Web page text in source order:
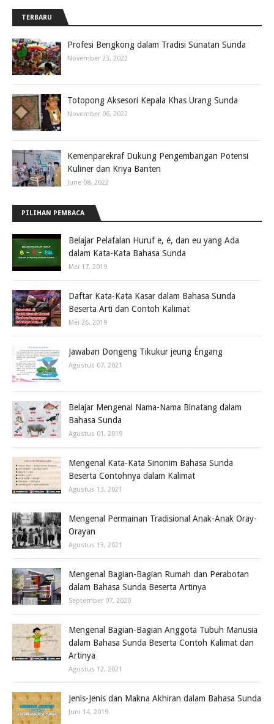
TERBARU
Profesi Bengkong dalam Tradisi Sunatan Sunda
November 23, 2022
Totopong Aksesori Kepala Khas Urang Sunda
November 06, 2022
Kemenparekraf Dukung Pengembangan Potensi
Kuliner dan Kriya Banten
June 08, 2022
PILIHAN PEMBACA
Belajar Pelafalan Huruf e, é, dan eu yang Ada
dalam Kata-Kata Bahasa Sunda
Mei 17, 2019
Daftar Kata-Kata Kasar dalam Bahasa Sunda
Beserta Arti dan Contoh Kalimat
Mei 26, 2019
Jawaban Dongeng Tikukur jeung Éngang
Agustus 07, 2021
Belajar Mengenal Nama-Nama Binatang dalam
Bahasa Sunda
Agustus 01, 2019
Mengenal Kata-Kata Sinonim Bahasa Sunda
Beserta Contohnya dalam Kalimat
Agustus 13, 2021
Mengenal Permainan Tradisional Anak-Anak Oray-
Orayan
Agustus 13, 2021
Mengenal Bagian-Bagian Rumah dan Perabotan
dalam Bahasa Sunda Beserta Artinya
September 07, 2020
Mengenal Bagian-Bagian Anggota Tubuh Manusia
dalam Bahasa Sunda Beserta Contoh Kalimat dan
Artinya
Agustus 12, 2021
Jenis-Jenis dan Makna Akhiran dalam Bahasa Sunda
Juni 14, 2019